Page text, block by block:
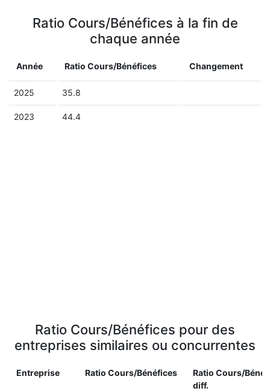
Ratio Cours/Bénéfices à la fin de
chaque année
Année Ratio Cours/Bénéfices Changement
2025 35.8
2023 44.4
Ratio Cours/Bénéfices pour des
entreprises similaires ou concurrentes
Entreprise Ratio Cours/Bénéfices
Ratio Cours/
diff.